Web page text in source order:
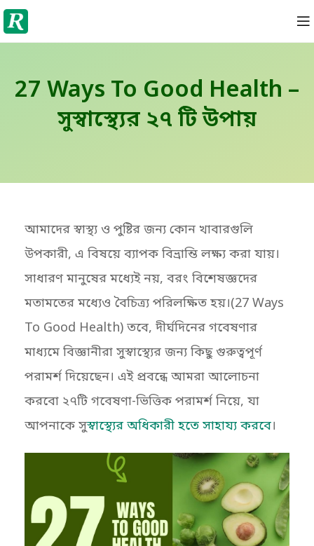
27 Ways To Good Health –
সুস্বাস্থ্যের ২৭ টি উপায়
আমাদের স্বাস্থ্য ও পুষ্টির জন্য কোন খাবারগুলি
উপকারী, এ বিষয়ে ব্যাপক বিভ্রান্তি লক্ষ্য করা যায়।
সাধারণ মানুষের মধ্যেই নয়, বরং বিশেষজ্ঞদের
মতামতের মধ্যেও বৈচিত্র্য পরিলক্ষিত হয়।(27 Ways
To Good Health) তবে, দীর্ঘদিনের গবেষণার
মাধ্যমে বিজ্ঞানীরা সুস্বাস্থ্যের জন্য কিছু গুরুত্বপূর্ণ
পরামর্শ দিয়েছেন। এই প্রবন্ধে আমরা আলোচনা
করবো ২৭টি গবেষণা-ভিত্তিক পরামর্শ নিয়ে, যা
আপনাকে সুস্বাস্থ্যের অধিকারী হতে সাহায্য করবে।